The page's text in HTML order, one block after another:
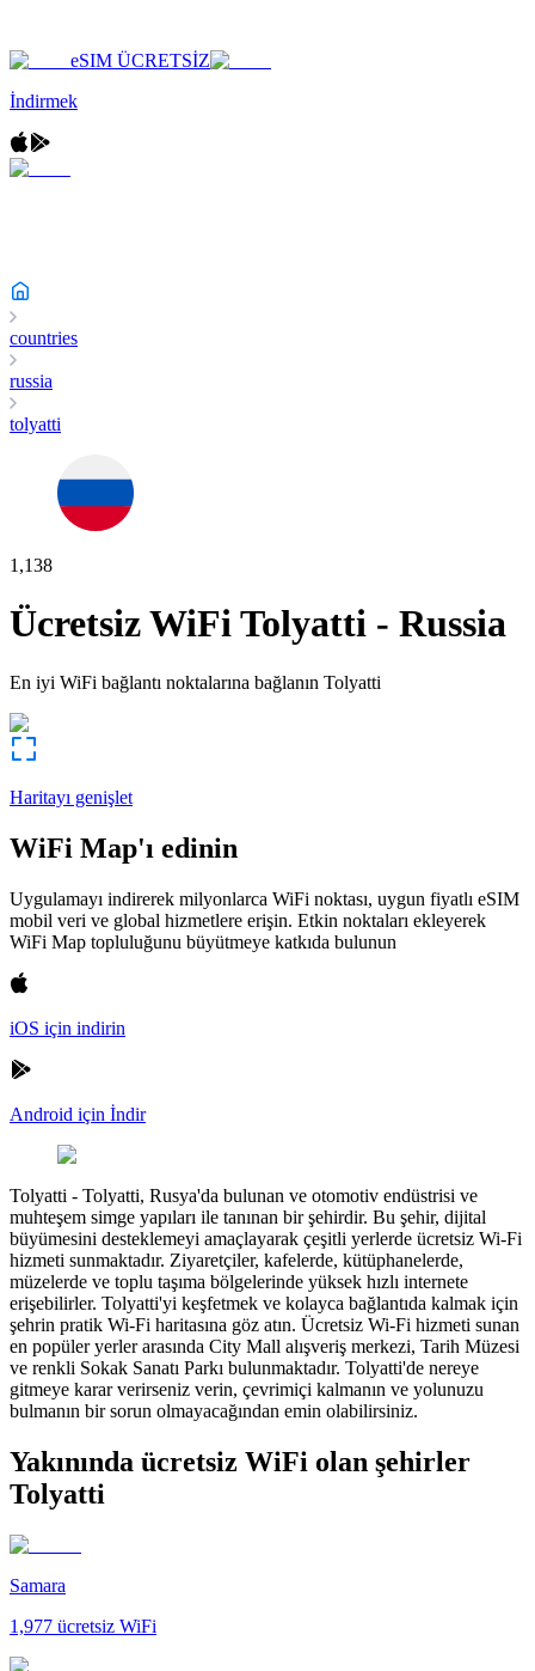
eSIM ÜCRETSİZ
İndirmek
countries
russia
tolyatti
1,138
Ücretsiz WiFiTolyatti - Russia
En iyi WiFi bağlantı noktalarına bağlanın Tolyatti
Haritayı genişlet
WiFi Map'ı edinin
Uygulamayı indirerek milyonlarca WiFi noktası, uygun fiyatlı eSIM
mobil veri ve global hizmetlere erişin. Etkin noktaları ekleyerek
WiFi Map topluluğunu büyütmeye katkıda bulunun
iOS için indirin
Android için İndir
Tolyatti - Tolyatti, Rusya'da bulunan ve otomotiv endüstrisi ve
muhteşem simge yapıları ile tanınan bir şehirdir. Bu şehir, dijital
büyümesini desteklemeyi amaçlayarak çeşitli yerlerde ücretsiz Wi-Fi
hizmeti sunmaktadır. Ziyaretçiler, kafelerde, kütüphanelerde,
müzelerde ve toplu taşıma bölgelerinde yüksek hızlı internete
erişebilirler. Tolyatti'yi keşfetmek ve kolayca bağlantıda kalmak için
şehrin pratik Wi-Fi haritasına göz atın. Ücretsiz Wi-Fi hizmeti sunan
en popüler yerler arasında City Mall alışveriş merkezi, Tarih Müzesi
ve renkli Sokak Sanatı Parkı bulunmaktadır. Tolyatti'de nereye
gitmeye karar verirseniz verin, çevrimiçi kalmanın ve yolunuzu
bulmanın bir sorun olmayacağından emin olabilirsiniz.
Yakınında ücretsiz WiFi olan şehirler
Tolyatti
Samara
1,977 ücretsiz WiFi